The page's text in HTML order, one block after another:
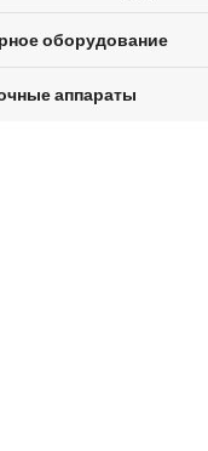
оборудование
аппараты